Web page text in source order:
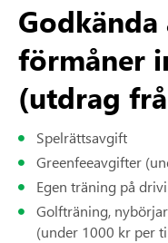
förmåner
(utdrag
Spelrättsavgift
Greenfeeavgifter
Egen träning på
Golfträning,
(under 1000 kr per